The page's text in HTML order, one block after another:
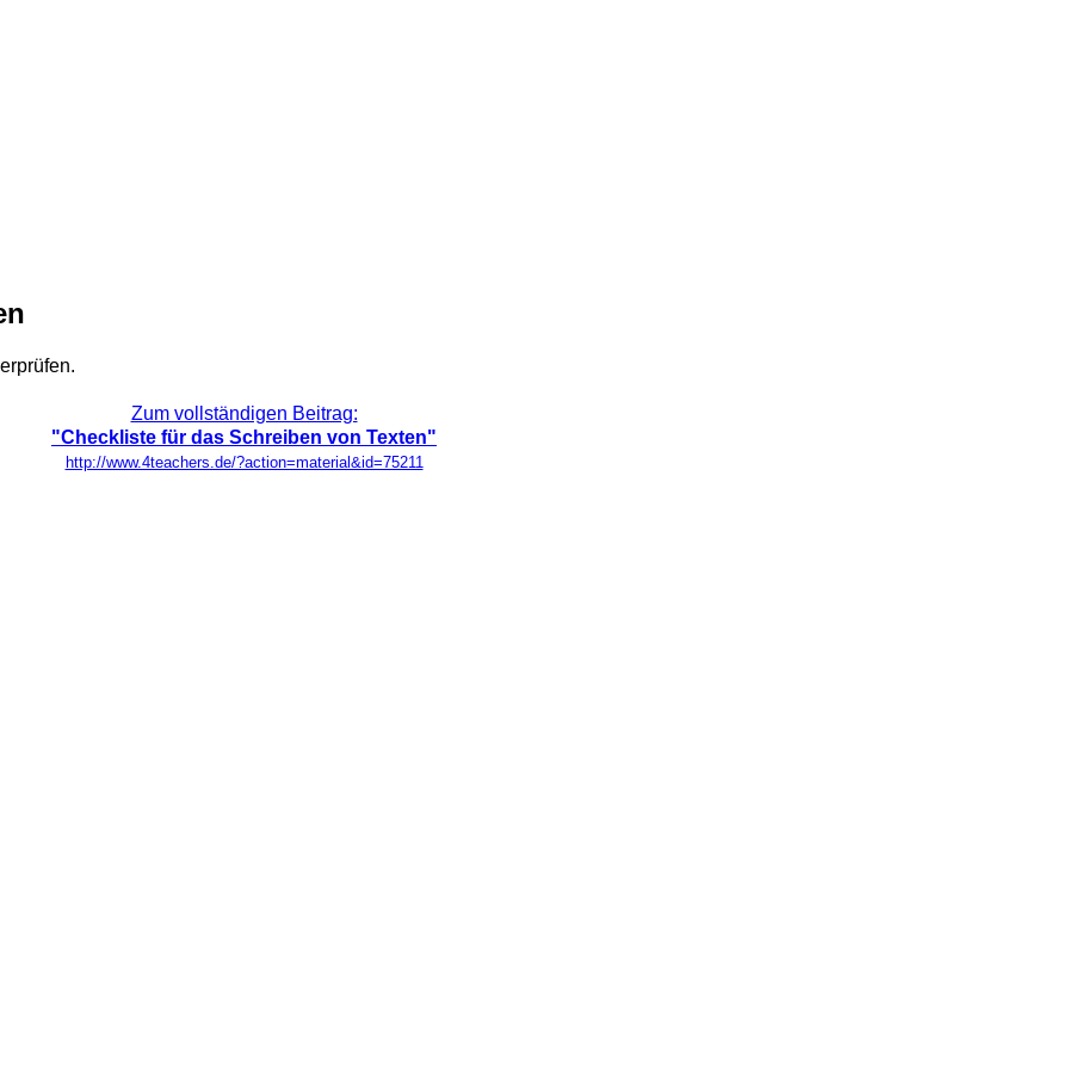
Zum vollständigen Beitrag:
"Checkliste für das Schreiben von Texten"
http://www.4teachers.de/?action=material&id=75211